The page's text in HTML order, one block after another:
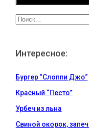
Интересное:
Бургер “Слоппи Джо”
Красный “Песто”
Урбеч из льна
Свиной окорок,